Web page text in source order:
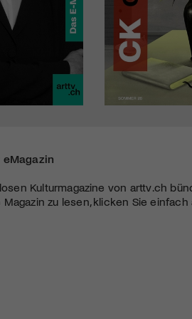
eMagazin
Kulturmagazine von arttv.ch
zu lesen, klicken Sie einfach